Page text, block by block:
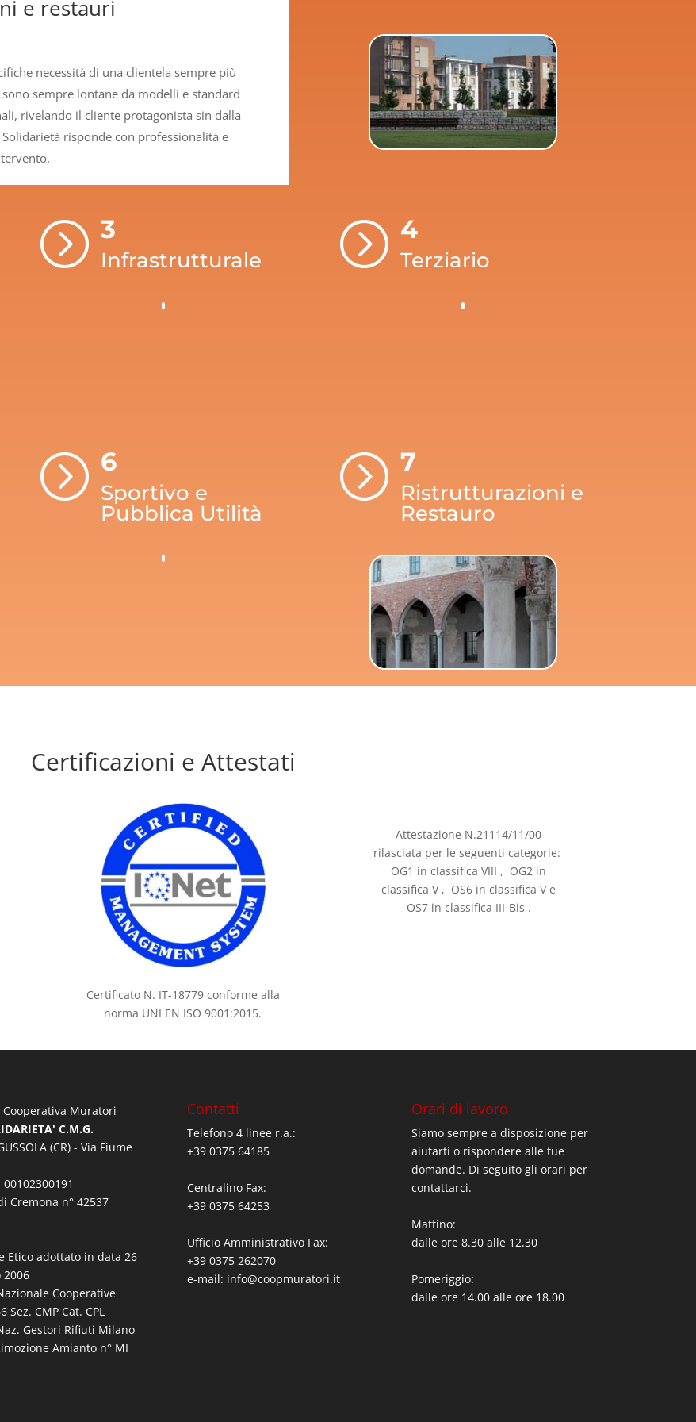
e restauri
necessità di una clientela sempre più
sempre lontane da modelli e standard
rivelando il cliente protagonista sin dalla
risponde con professionalità e
= 3
Infrastrutturale = 4
Terziario
= 6
Sportivo e
Pubblica Utilità
= 7
Ristrutturazioni e
Restauro
Certificazioni e Attestati
Certificato N. IT-18779 conforme alla
norma UNI EN ISO 9001:2015.
Attestazione N.21114/11/00
rilasciata per le seguenti categorie:
OG1 in classifica VIII , OG2 in
classifica V , OS6 in classifica V e
OS7 in classifica III-Bis .
Cooperativa Muratori
C.M.G.
(CR) - Via Fiume
00102300191
Cremona n° 42537
Etico adottato in data 26
2006
Cooperative
Sez. CMP Cat. CPL
Gestori Rifiuti Milano
Amianto n° MI
Contatti
Telefono 4 linee r.a.:
+39 0375 64185
Centralino Fax:
+39 0375 64253
Ufficio Amministrativo Fax:
+39 0375 262070
e-mail: info@coopmuratori.it
Orari di lavoro
Siamo sempre a disposizione per
aiutarti o rispondere alle tue
domande. Di seguito gli orari per
contattarci.
Mattino:
dalle ore 8.30 alle 12.30
Pomeriggio:
dalle ore 14.00 alle ore 18.00